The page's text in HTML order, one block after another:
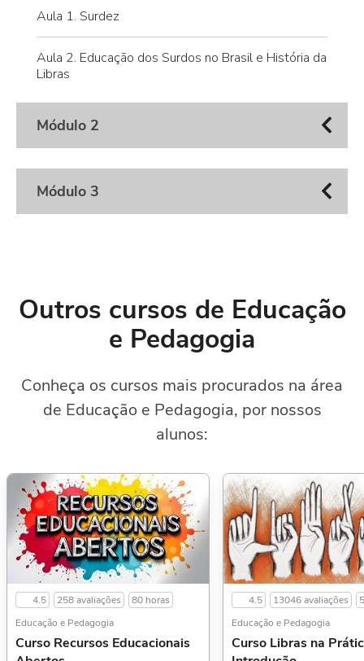
Aula 1. Surdez
Aula 2. Educação dos Surdos no Brasil e História da
Libras
Módulo 2
Módulo 3
Outros cursos de Educação
e Pedagogia
Conheça os cursos mais procurados na área
de Educação e Pedagogia, por nossos
alunos:
4.5 258 avaliações
80 horas
Educação e Pedagogia
Curso Recursos Educacionais
4.5 13046 avaliações
Educação e Pedagogia
Curso Libras na